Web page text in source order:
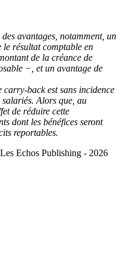
avantages, notamment, un
le résultat comptable en
de la créance de
−, et un avantage de
back est sans incidence
Alors que, au
de réduire cette
dont les bénéfices seront
reportables.
Echos Publishing - 2026